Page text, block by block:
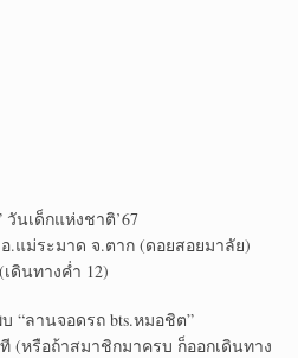
นเด็ก​แห่งชาติ​’67
.แม่ระมาด จ.ตาก (ดอยสอยมาลัย)​
ดินทางค่ำ 12)
“ลานจอดรถ​ bts.หมอ​ชิ​ต”
(หรือถ้าสมาชิก​มาครบ ก็ออกเดินทาง